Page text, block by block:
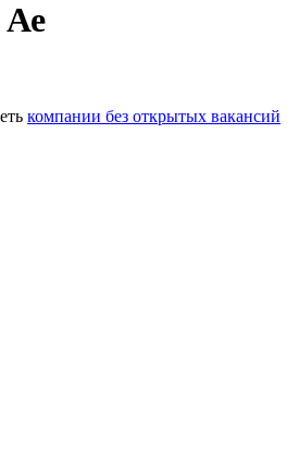
Ае
компании без открытых вакансий